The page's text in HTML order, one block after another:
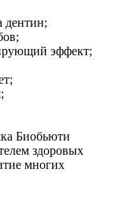
дентин;
эффект;
Биобьюти
здоровых
многих